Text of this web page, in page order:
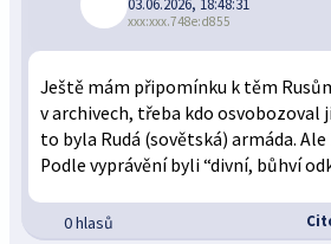
03.06.2026, 18:48:31
xxx:xxx.748e:d855
Ještě mám připomínku k těm
v archivech, třeba kdo osvobozoval
to byla Rudá (sovětská) armáda.
Podle vyprávění byli “divní, bůhví
0 hlasů